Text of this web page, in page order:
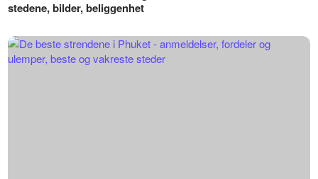
stedene, bilder, beliggenhet